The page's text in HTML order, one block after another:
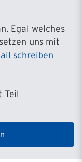
Egal welches
uns mit
schreiben
Teil